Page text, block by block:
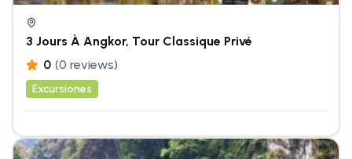
3 Jours À Angkor, Tour Classique Privé
0 (0 reviews)
Excursiones